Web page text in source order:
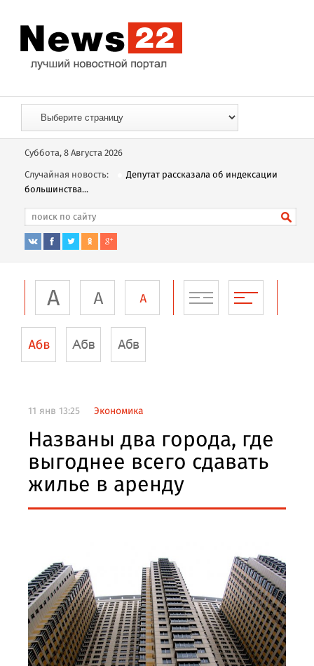
Суббота, 8 Августа 2026
Случайная новость:
Депутат рассказала об индексации
большинства...
11 янв 13:25 Экономика
Названы два города, где
выгоднее всего сдавать
жилье в аренду